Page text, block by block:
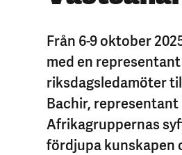
Från 6-9 oktober
med en
riksdagsledamöter
Bachir,
Afrikagruppernas
fördjupa kunskapen